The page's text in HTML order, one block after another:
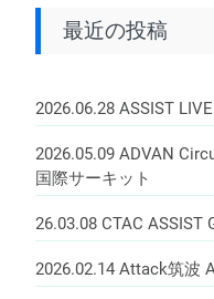
最近の投稿
2026.06.28 ASSIST
2026.05.09 ADVAN
国際サーキット
26.03.08 CTAC ASSIST
2026.02.14 Attack筑波